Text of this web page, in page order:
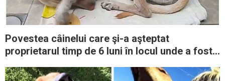
Povestea câinelui care şi-a aşteptat
proprietarul timp de 6 luni în locul unde a fost